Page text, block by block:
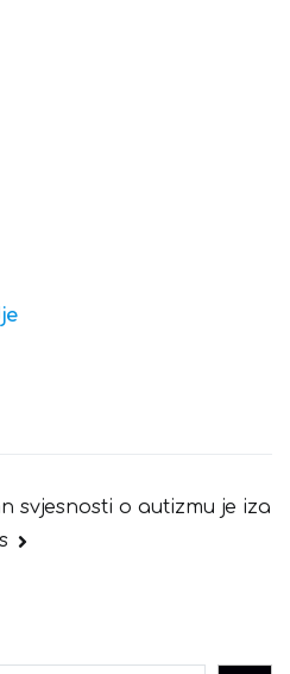
svjesnosti o autizmu je iza